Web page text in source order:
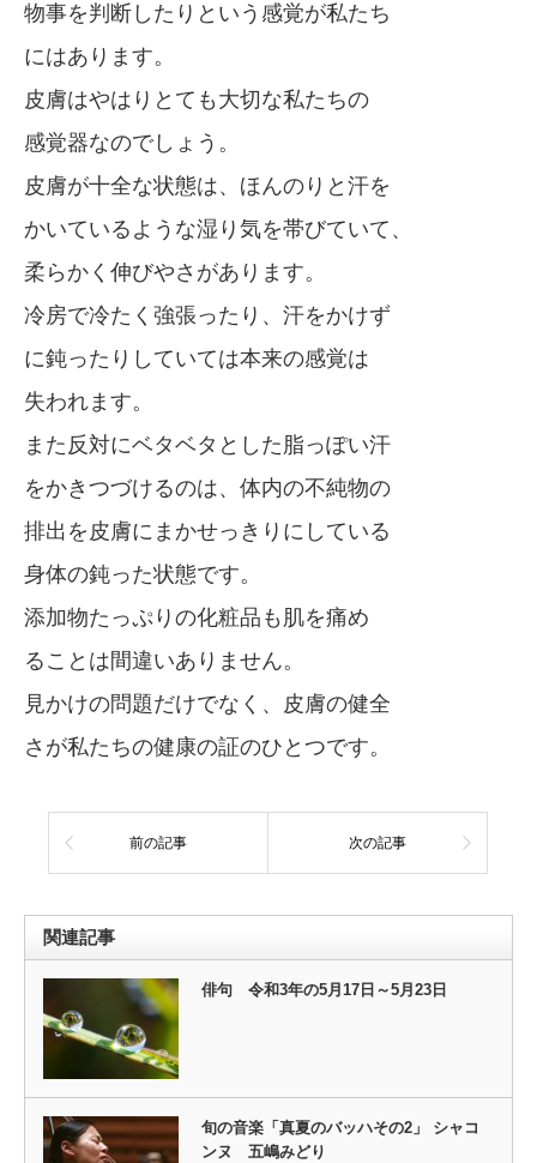
物事を判断したりという感覚が私たち
にはあります。
皮膚はやはりとても大切な私たちの
感覚器なのでしょう。
皮膚が十全な状態は、ほんのりと汗を
かいているような湿り気を帯びていて、
柔らかく伸びやさがあります。
冷房で冷たく強張ったり、汗をかけず
に鈍ったりしていては本来の感覚は
失われます。
また反対にベタベタとした脂っぽい汗
をかきつづけるのは、体内の不純物の
排出を皮膚にまかせっきりにしている
身体の鈍った状態です。
添加物たっぷりの化粧品も肌を痛め
ることは間違いありません。
見かけの問題だけでなく、皮膚の健全
さが私たちの健康の証のひとつです。
前の記事 次の記事
関連記事
俳句 令和3年の5月17日～5月23日
旬の音楽「真夏のバッハその2」 シャコ
ンヌ 五嶋みどり